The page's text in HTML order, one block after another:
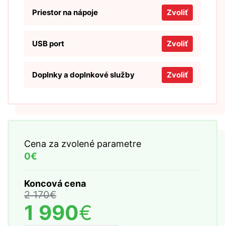
Priestor na nápoje Zvoliť
USB port Zvoliť
Doplnky a doplnkové služby Zvoliť
Cena za zvolené parametre
0€
Koncová cena
2 170€
1 990€